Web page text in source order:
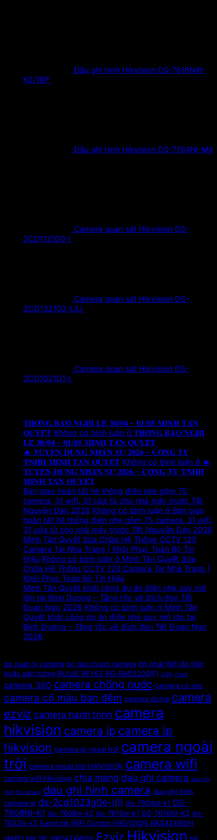
Đầu ghi hình Hikvision DS-7616NXI-
K2/16P
Đầu ghi hình Hikvision DS-7764NI-M4
Camera quan sát Hikvision DS-
2CD1121G0-I
Camera quan sát Hikvision DS-
2CD1321G2-LIU
Camera quan sát Hikvision DS-
2CD1021G1-I
𝐓𝐇𝐎̂𝐍𝐆 𝐁𝐀́𝐎 𝐍𝐆𝐇𝐈̉ 𝐋𝐄̂̃ 𝟑𝟎/𝟎𝟒 – 𝟎𝟏/𝟎𝟓 𝐌𝐈𝐍𝐇 𝐓𝐀̂𝐍
𝐐𝐔𝐘𝐄̂́𝐓 Không có bình luận ở 𝐓𝐇𝐎̂𝐍𝐆 𝐁𝐀́𝐎 𝐍𝐆𝐇𝐈̉
𝐋𝐄̂̃ 𝟑𝟎/𝟎𝟒 – 𝟎𝟏/𝟎𝟓 𝐌𝐈𝐍𝐇 𝐓𝐀̂𝐍 𝐐𝐔𝐘𝐄̂́𝐓
🔥 𝐓𝐔𝐘𝐄̂̉𝐍 𝐃𝐔̣𝐍𝐆 𝐍𝐇𝐀̂𝐍 𝐒𝐔̛̣ 𝟐𝟎𝟐𝟔 – 𝐂𝐎̂𝐍𝐆 𝐓𝐘
𝐓𝐍𝐇𝐇 𝐌𝐈𝐍𝐇 𝐓𝐀̂𝐍 𝐐𝐔𝐘𝐄̂́𝐓 Không có bình luận ở 🔥
𝐓𝐔𝐘𝐄̂̉𝐍 𝐃𝐔̣𝐍𝐆 𝐍𝐇𝐀̂𝐍 𝐒𝐔̛̣ 𝟐𝟎𝟐𝟔 – 𝐂𝐎̂𝐍𝐆 𝐓𝐘 𝐓𝐍𝐇𝐇
𝐌𝐈𝐍𝐇 𝐓𝐀̂𝐍 𝐐𝐔𝐘𝐄̂́𝐓
Bàn giao hoàn tất hệ thống điện nhẹ gồm 75
camera, 31 wifi, 31 cửa từ cho nhà máy trước Tết
Nguyên Đán 2026 Không có bình luận ở Bàn giao
hoàn tất hệ thống điện nhẹ gồm 75 camera, 31 wifi,
31 cửa từ cho nhà máy trước Tết Nguyên Đán 2026
Minh Tân Quyết Sửa Chữa Hệ Thống CCTV 120
Camera Tại Nha Trang | Khôi Phục Toàn Bộ Tín
Hiệu Không có bình luận ở Minh Tân Quyết Sửa
Chữa Hệ Thống CCTV 120 Camera Tại Nha Trang |
Khôi Phục Toàn Bộ Tín Hiệu
Minh Tân Quyết khởi công dự án điện nhẹ quy mô
lớn tại Bình Dương – Tăng tốc về đích đón Tết
Đoan Ngọ 2026 Không có bình luận ở Minh Tân
Quyết khởi công dự án điện nhẹ quy mô lớn tại
Bình Dương – Tăng tốc về đích đón Tết Đoan Ngọ
2026
bo quan ly camera bo tap chung camera Bộ phát Wifi ốp trần
hoặc gắn tường RUIJIE REYEE RG-RAP2200(F) C3N c3wn
camera 360 camera chống nước camera có mic
camera có màu ban đêm camera dome camera
ezviz camera hanh trinh camera
hikvision camera ip camera ip
hikvision camera ip ngoài trời camera ngoài
trời camera ngoài trời HIKVISION camera wifi
camera wifi hikvision chia mạng dau ghi camera dau ghi
hinh 16 camera dau ghi hinh camera dau ghi hinh
camera ip ds-2cd1023g0e-i(l) ds-7604ni-k1 DS-
7608NI-K1 ds-7608ni-k2 ds-7616ni-k1 DS-7616NI-K2 ds-
7632ni-k2 EasyLink WiFi Combo HIKVISION NKS424W0H
Ezviz Hikvision